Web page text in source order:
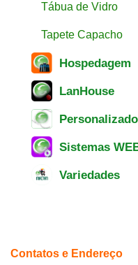
Tábua de Vidro
Tapete Capacho
Hospedagem
LanHouse
Sistemas
Variedades
Contatos e Endereço